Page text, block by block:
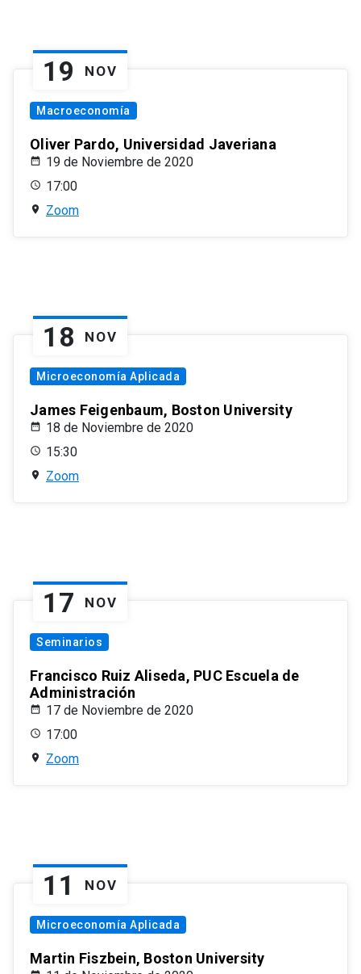
19 NOV
Macroeconomía
Oliver Pardo, Universidad Javeriana
19 de Noviembre de 2020
17:00
Zoom
18 NOV
Microeconomía Aplicada
James Feigenbaum, Boston University
18 de Noviembre de 2020
15:30
Zoom
17 NOV
Seminarios
Francisco Ruiz Aliseda, PUC Escuela de
Administración
17 de Noviembre de 2020
17:00
Zoom
11 NOV
Microeconomía Aplicada
Martin Fiszbein, Boston University